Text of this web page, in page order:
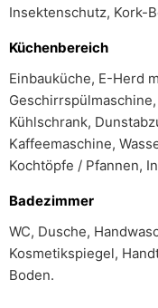
Insektenschutz, Kork-
Küchenbereich
Einbauküche, E-Herd
Kühlschrank,
Kaffeemaschine,
Kochtöpfe / Pfannen,
Badezimmer
WC, Dusche,
Kosmetikspiegel,
Boden.